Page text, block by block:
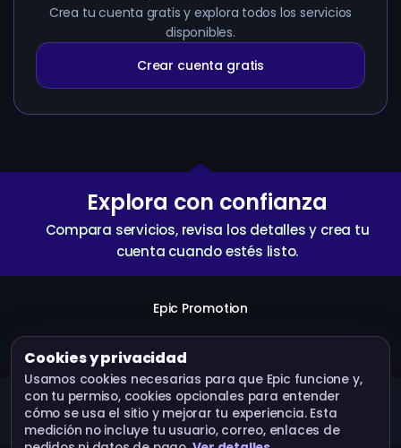
Crea tu cuenta gratis y explora todos los servicios
disponibles.
Crear cuenta gratis
Explora con confianza
Compara servicios, revisa los detalles y crea tu
cuenta cuando estés listo.
Epic Promotion
Crear cuenta Servicios
Epic Promotion · Operado por Bluebox Corp © 2026.
Todos los derechos reservados.
Cookies y privacidad
Usamos cookies necesarias para que Epic funcione y,
con tu permiso, cookies opcionales para entender
cómo se usa el sitio y mejorar tu experiencia. Esta
medición no incluye tu usuario, correo, enlaces de